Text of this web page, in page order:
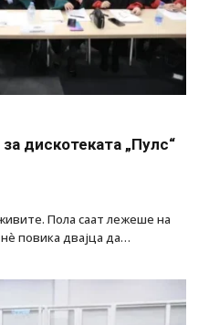
дискотеката „Пулс“
Пола саат лежеше на
повика двајца да…